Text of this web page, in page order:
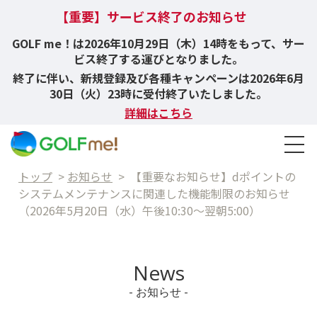
【重要】サービス終了のお知らせ
GOLF me！は2026年10月29日（木）14時をもって、サー
ビス終了する運びとなりました。
終了に伴い、新規登録及び各種キャンペーンは2026年6月
30日（火）23時に受付終了いたしました。
詳細はこちら
トップ > お知らせ >
【重要なお知らせ】dポイントの
システムメンテナンスに関連した機能制限のお知らせ
（2026年5月20日（水）午後10:30～翌朝5:00）
News
- お知らせ -